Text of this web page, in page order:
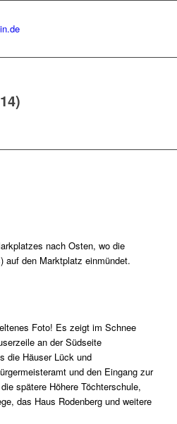
nach Osten, wo die
auf den Marktplatz einmündet.
Foto! Es zeigt im Schnee
an der Südseite
die Häuser Lück und
und den Eingang zur
spätere Höhere Töchterschule,
das Haus Rodenberg und weitere